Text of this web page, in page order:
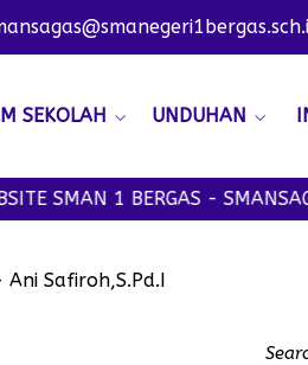
SEKOLAH UNDUHAN
SMAN 1 BERGAS -
Ani Safiroh,S.Pd.I